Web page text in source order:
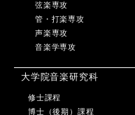
弦楽専攻
管・打楽専攻
声楽専攻
音楽学専攻
大学院音楽研究科
修士課程
博士（後期）課程